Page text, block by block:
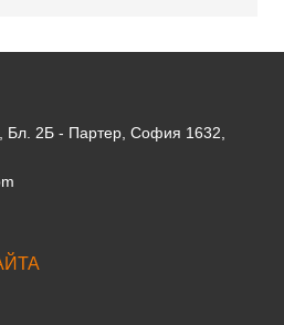
Бл. 2Б - Партер, София 1632,